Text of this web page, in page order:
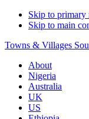
Skip to primary
Skip to main
Towns & Villages
About
Nigeria
Australia
UK
US